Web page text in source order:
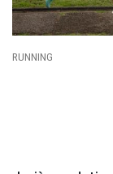
RUNNING